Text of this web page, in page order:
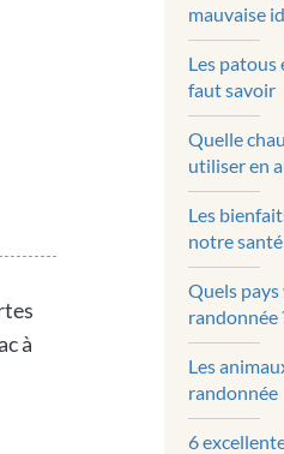
à
mauvaise
Les patous
faut savoir
Quelle
utiliser en
Les
notre santé
Quels
randonnée
Les
randonnée
6